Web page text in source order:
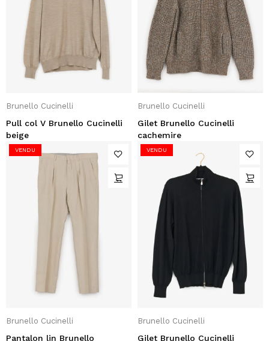
Brunello Cucinelli
Pull col V Brunello Cucinelli
beige
Brunello Cucinelli
Gilet Brunello Cucinelli
cachemire
VENDU
Brunello Cucinelli
Pantalon lin Brunello
VENDU
Brunello Cucinelli
Gilet Brunello Cucinelli